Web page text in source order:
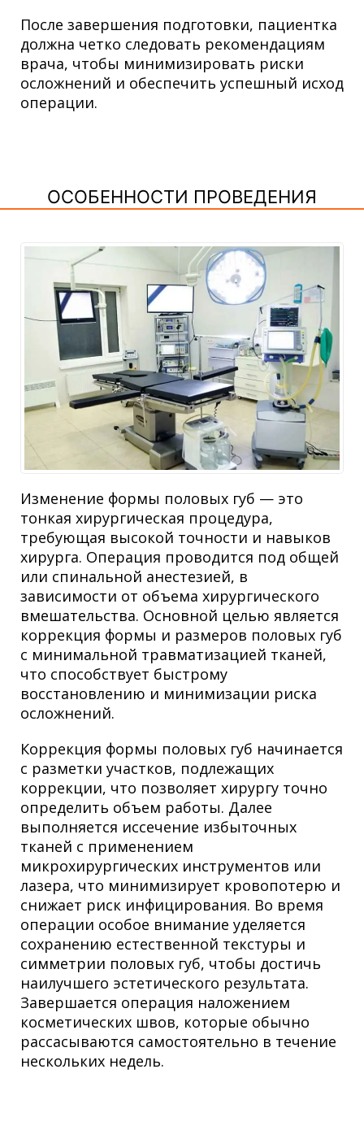
После завершения подготовки, пациентка
должна четко следовать рекомендациям
врача, чтобы минимизировать риски
осложнений и обеспечить успешный исход
операции.
ОСОБЕННОСТИ ПРОВЕДЕНИЯ
Изменение формы половых губ — это
тонкая хирургическая процедура,
требующая высокой точности и навыков
хирурга. Операция проводится под общей
или спинальной анестезией, в
зависимости от объема хирургического
вмешательства. Основной целью является
коррекция формы и размеров половых губ
с минимальной травматизацией тканей,
что способствует быстрому
восстановлению и минимизации риска
осложнений.
Коррекция формы половых губ начинается
с разметки участков, подлежащих
коррекции, что позволяет хирургу точно
определить объем работы. Далее
выполняется иссечение избыточных
тканей с применением
микрохирургических инструментов или
лазера, что минимизирует кровопотерю и
снижает риск инфицирования. Во время
операции особое внимание уделяется
сохранению естественной текстуры и
симметрии половых губ, чтобы достичь
наилучшего эстетического результата.
Завершается операция наложением
косметических швов, которые обычно
рассасываются самостоятельно в течение
нескольких недель.